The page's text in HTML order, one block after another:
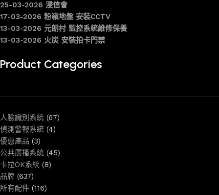
25-03-2026 浸信會
17-03-2026 粉嶺地盤 安裝CCTV
13-03-2026 元朗村 監控系統維修保養
13-03-2026 火炭 安裝拍卡門禁
Product Categories
人臉識別系統 (67)
偵測警報系統 (4)
優惠產品 (3)
公共廣播系統 (45)
卡拉OK系統 (8)
品牌 (637)
所有配件 (116)